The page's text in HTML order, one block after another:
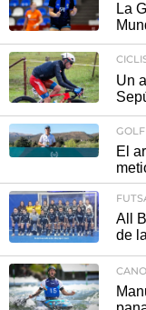
La
Un
GOLF
El
All
de